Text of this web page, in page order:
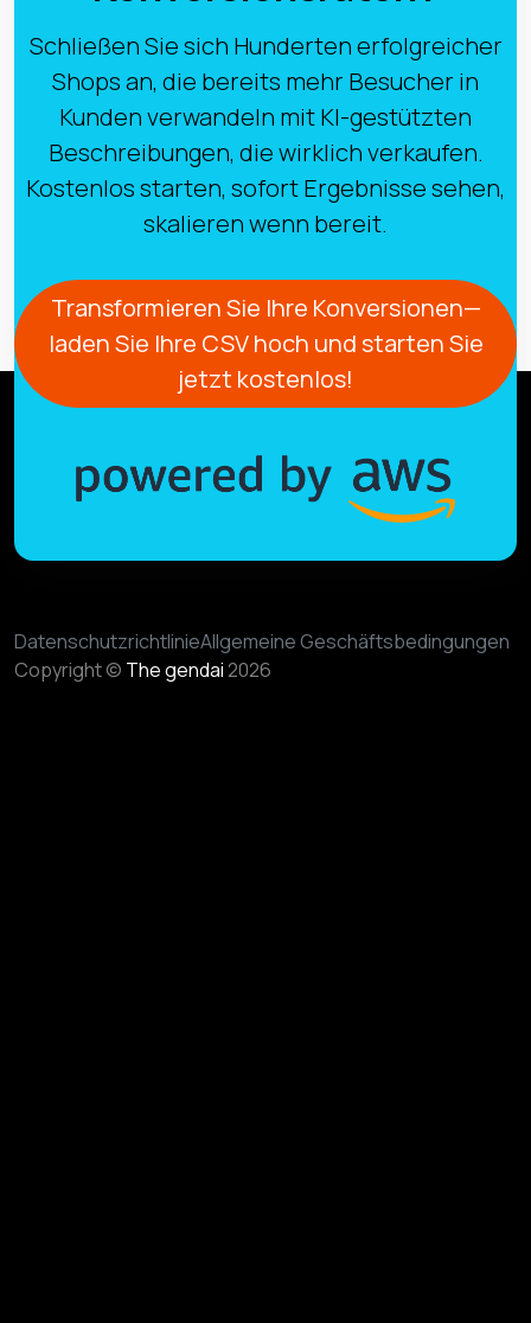
Schließen Sie sich Hunderten erfolgreicher
Shops an, die bereits mehr Besucher in
Kunden verwandeln mit KI-gestützten
Beschreibungen, die wirklich verkaufen.
Kostenlos starten, sofort Ergebnisse sehen,
skalieren wenn bereit.
Transformieren Sie Ihre Konversionen—
laden Sie Ihre CSV hoch und starten Sie
jetzt kostenlos!
DatenschutzrichtlinieAllgemeine Geschäftsbedingungen
Copyright © The gendai2026